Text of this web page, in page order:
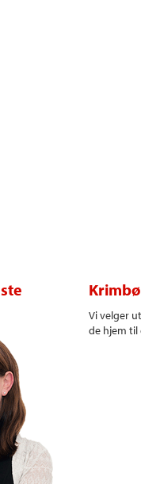
Vi velger
de hjem